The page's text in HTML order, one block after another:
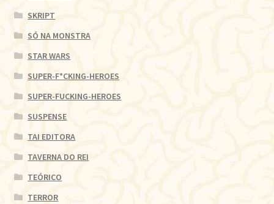
SKRIPT
SÓ NA MONSTRA
STAR WARS
SUPER-F*CKING-HEROES
SUPER-FUCKING-HEROES
SUSPENSE
TAI EDITORA
TAVERNA DO REI
TEÓRICO
TERROR